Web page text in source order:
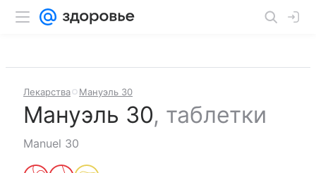
Лекарства Мануэль 30
Мануэль 30, таблетки
Manuel 30